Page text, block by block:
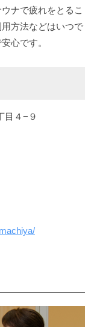
ナで疲れをとるこ
方法などはいつで
心です。
目４−９